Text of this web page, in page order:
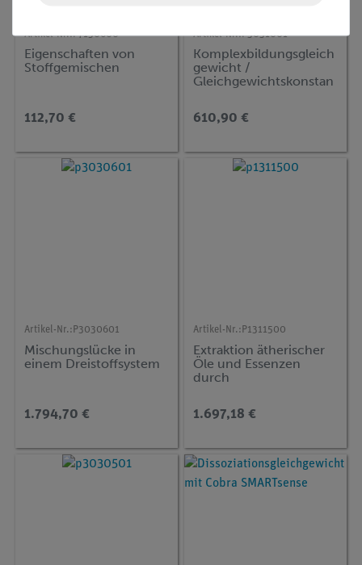
Artikel-Nr.:P7150600
Eigenschaften von
Stoffgemischen
112,70 €
Artikel-Nr.:P3031001
Komplexbildungsgleich
gewicht /
Gleichgewichtskonstan
610,90 €
Artikel-Nr.: P3030601
Mischungslücke in
einem Dreistoffsystem
1.794,70 €
Artikel-Nr.: P1311500
Extraktion ätherischer
Öle und Essenzen
durch
1.697,18 €